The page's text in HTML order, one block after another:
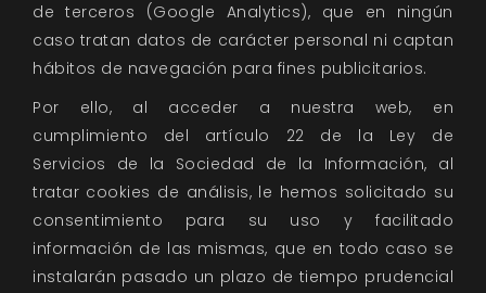
de terceros (Google Analytics), que en ningún
caso tratan datos de carácter personal ni captan
hábitos de navegación para fines publicitarios.
Por ello, al acceder a nuestra web, en
cumplimiento del artículo 22 de la Ley de
Servicios de la Sociedad de la Información, al
tratar cookies de análisis, le hemos solicitado su
consentimiento para su uso y facilitado
información de las mismas, que en todo caso se
instalarán pasado un plazo de tiempo prudencial